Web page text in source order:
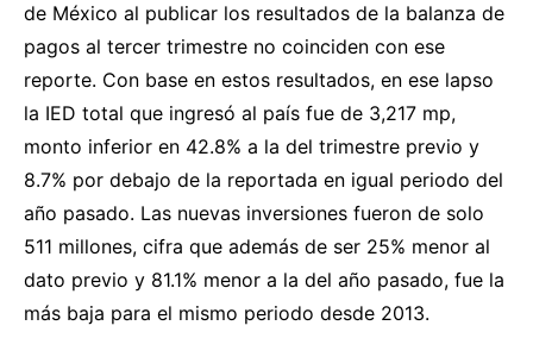
de México al publicar los resultados de la balanza de
pagos al tercer trimestre no coinciden con ese
reporte. Con base en estos resultados, en ese lapso
la IED total que ingresó al país fue de 3,217 mp,
monto inferior en 42.8% a la del trimestre previo y
8.7% por debajo de la reportada en igual periodo del
año pasado. Las nuevas inversiones fueron de solo
511 millones, cifra que además de ser 25% menor al
dato previo y 81.1% menor a la del año pasado, fue la
más baja para el mismo periodo desde 2013.